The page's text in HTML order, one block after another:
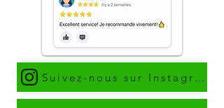
Suivez-nous sur Instagram